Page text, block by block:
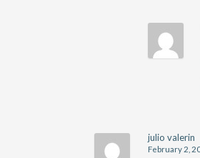
julio valerin
February 2,